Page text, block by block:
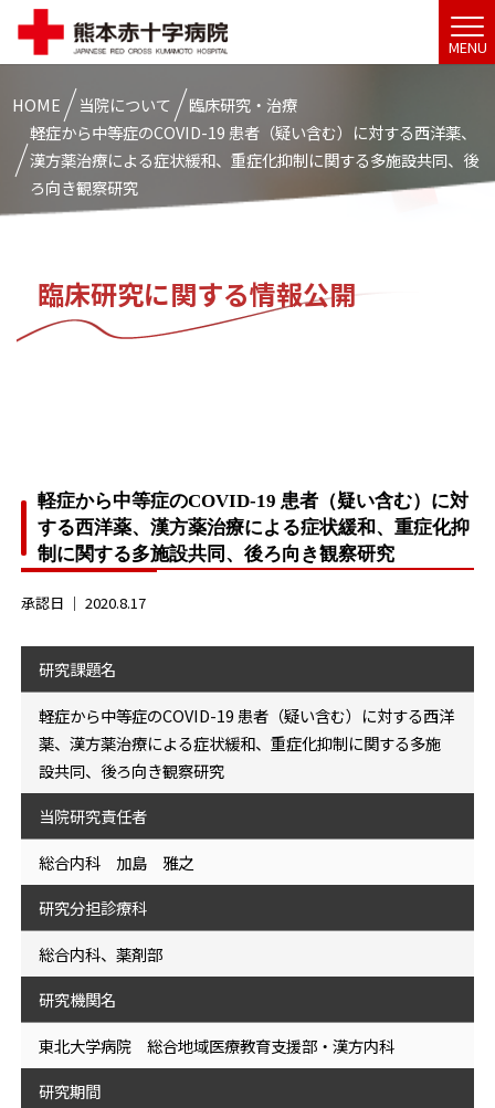
MENU
HOME 当院について
臨床研究・治療
軽症から中等症のCOVID-19 患者（疑い含む）に対する西洋薬、
漢方薬治療による症状緩和、重症化抑制に関する多施設共同、後
ろ向き観察研究
臨床研究に関する情報公開
軽症から中等症のCOVID-19 患者（疑い含む）に対
する西洋薬、漢方薬治療による症状緩和、重症化抑
制に関する多施設共同、後ろ向き観察研究
承認日 ｜2020.8.17
研究課題名
軽症から中等症のCOVID-19 患者（疑い含む）に対する西洋
薬、漢方薬治療による症状緩和、重症化抑制に関する多施
設共同、後ろ向き観察研究
当院研究責任者
総合内科 加島 雅之
研究分担診療科
総合内科、薬剤部
研究機関名
東北大学病院 総合地域医療教育支援部・漢方内科
研究期間